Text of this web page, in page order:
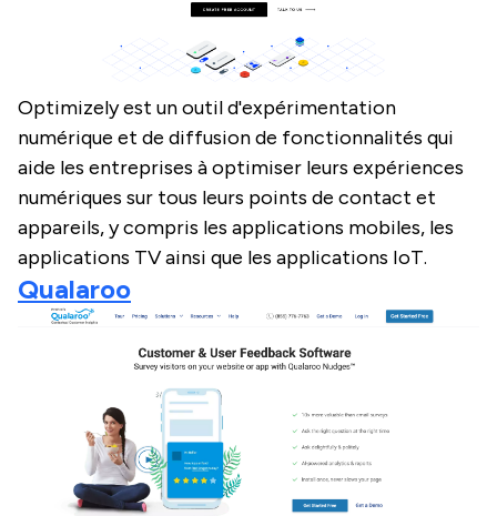
Optimizely est un outil d'expérimentation
numérique et de diffusion de fonctionnalités qui
aide les entreprises à optimiser leurs expériences
numériques sur tous leurs points de contact et
appareils, y compris les applications mobiles, les
applications TV ainsi que les applications IoT.
Qualaroo